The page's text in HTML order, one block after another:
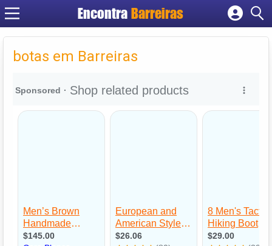
EncontraBarreiras
Cadastrar empresa
Criar conta
botas em Barreiras